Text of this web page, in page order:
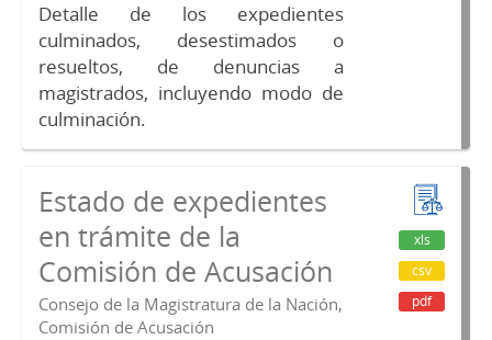
Detalle de los expedientes
culminados, desestimados o
resueltos, de denuncias a
magistrados, incluyendo modo de
culminación.
Estado de expedientes
en trámite de la
Comisión de Acusación
Consejo de la Magistratura de la Nación,
Comisión de Acusación
xls
csv
pdf